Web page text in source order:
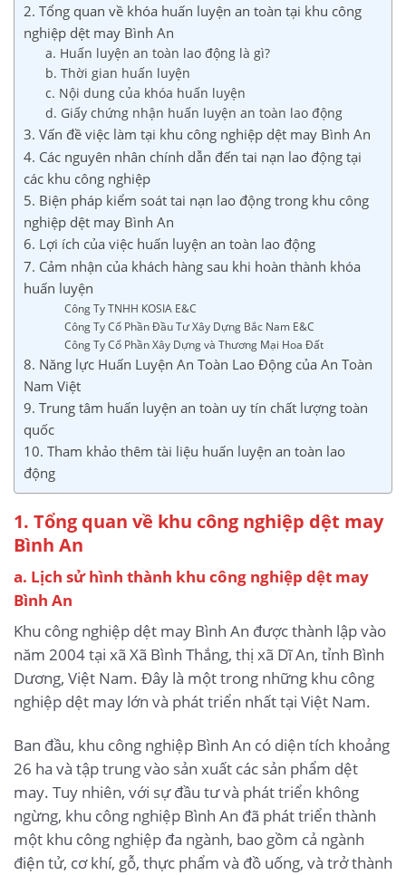
2. Tổng quan về khóa huấn luyện an toàn tại khu công
nghiệp dệt may Bình An
a. Huấn luyện an toàn lao động là gì?
b. Thời gian huấn luyện
c. Nội dung của khóa huấn luyện
d. Giấy chứng nhận huấn luyện an toàn lao động
3. Vấn đề việc làm tại khu công nghiệp dệt may Bình An
4. Các nguyên nhân chính dẫn đến tai nạn lao động tại
các khu công nghiệp
5. Biện pháp kiểm soát tai nạn lao động trong khu công
nghiệp dệt may Bình An
6. Lợi ích của việc huấn luyện an toàn lao động
7. Cảm nhận của khách hàng sau khi hoàn thành khóa
huấn luyện
Công Ty TNHH KOSIA E&C
Công Ty Cổ Phần Đầu Tư Xây Dựng Bắc Nam E&C
Công Ty Cổ Phần Xây Dựng và Thương Mại Hoa Đất
8. Năng lực Huấn Luyện An Toàn Lao Động của An Toàn
Nam Việt
9. Trung tâm huấn luyện an toàn uy tín chất lượng toàn
quốc
10. Tham khảo thêm tài liệu huấn luyện an toàn lao
động
1. Tổng quan về khu công nghiệp dệt may
Bình An
a. Lịch sử hình thành khu công nghiệp dệt may
Bình An
Khu công nghiệp dệt may Bình An được thành lập vào
năm 2004 tại xã Xã Bình Thắng, thị xã Dĩ An, tỉnh Bình
Dương, Việt Nam. Đây là một trong những khu công
nghiệp dệt may lớn và phát triển nhất tại Việt Nam.
Ban đầu, khu công nghiệp Bình An có diện tích khoảng
26 ha và tập trung vào sản xuất các sản phẩm dệt
may. Tuy nhiên, với sự đầu tư và phát triển không
ngừng, khu công nghiệp Bình An đã phát triển thành
một khu công nghiệp đa ngành, bao gồm cả ngành
điện tử, cơ khí, gỗ, thực phẩm và đồ uống, và trở thành